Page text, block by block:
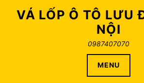
VÁ LỐP Ô TÔ LƯU
NỘI
0987407070
MENU